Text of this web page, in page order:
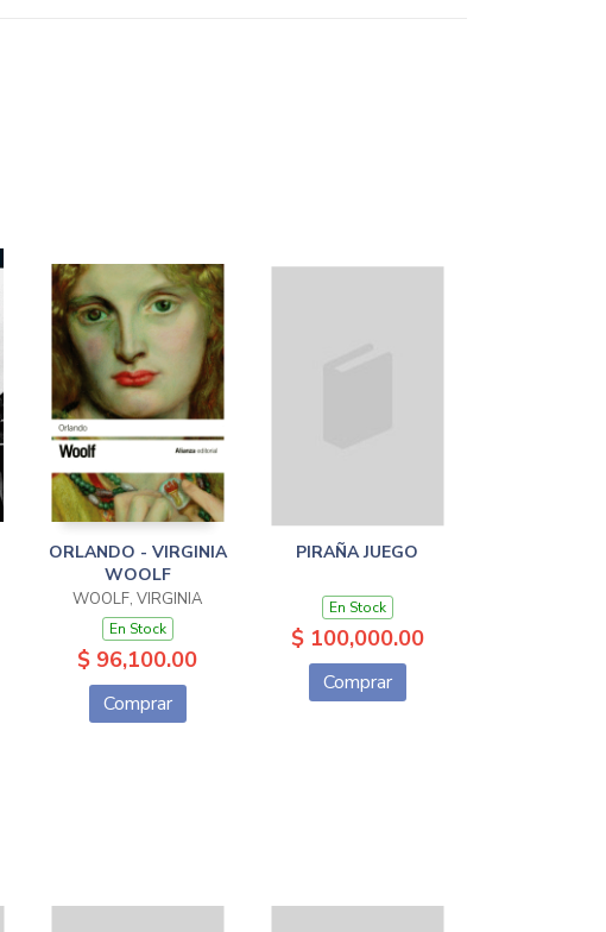
ORLANDO - VIRGINIA
WOOLF
WOOLF, VIRGINIA
En Stock
$ 96,100.00
Comprar
PIRAÑA JUEGO
En Stock
$ 100,000.00
Comprar